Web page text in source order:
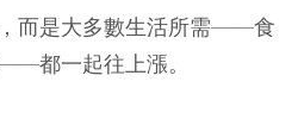
而是大多數生活所需——食
都一起往上漲。